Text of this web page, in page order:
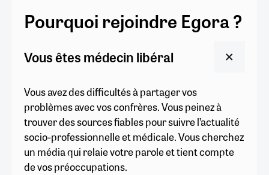
Pourquoi rejoindre Egora ?
Vous êtes médecin libéral
Vous avez des difficultés à partager vos
problèmes avec vos confrères. Vous peinez à
trouver des sources fiables pour suivre l’actualité
socio-professionnelle et médicale. Vous cherchez
un média qui relaie votre parole et tient compte
de vos préoccupations.